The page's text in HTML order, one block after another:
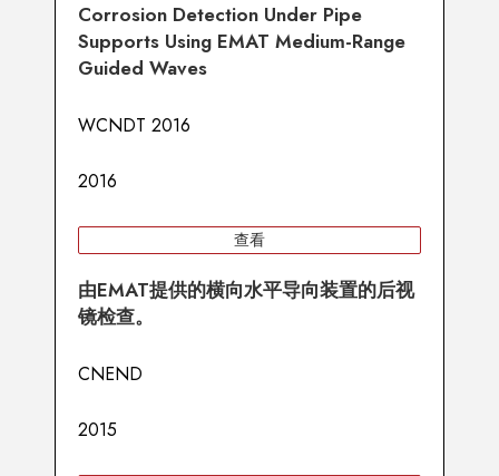
Corrosion Detection Under Pipe
Supports Using EMAT Medium-Range
Guided Waves
WCNDT 2016
2016
查看
由EMAT提供的横向水平导向装置的后视
镜检查。
CNEND
2015